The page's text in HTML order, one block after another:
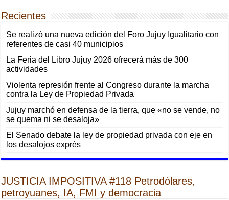
Recientes
Se realizó una nueva edición del Foro Jujuy Igualitario con
referentes de casi 40 municipios
La Feria del Libro Jujuy 2026 ofrecerá más de 300
actividades
Violenta represión frente al Congreso durante la marcha
contra la Ley de Propiedad Privada
Jujuy marchó en defensa de la tierra, que «no se vende, no
se quema ni se desaloja»
El Senado debate la ley de propiedad privada con eje en
los desalojos exprés
JUSTICIA IMPOSITIVA #118 Petrodólares,
petroyuanes, IA, FMI y democracia